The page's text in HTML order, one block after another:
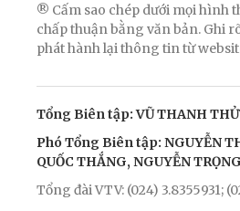
® Cấm sao chép dưới mọi hình
chấp thuận bằng văn bản. Ghi
phát hành lại thông tin từ
Tổng Biên tập: VŨ THANH
Phó Tổng Biên tập: NGUYỄN
QUỐC THẮNG, NGUYỄN
Tổng đài VTV: (024) 3.8355931;